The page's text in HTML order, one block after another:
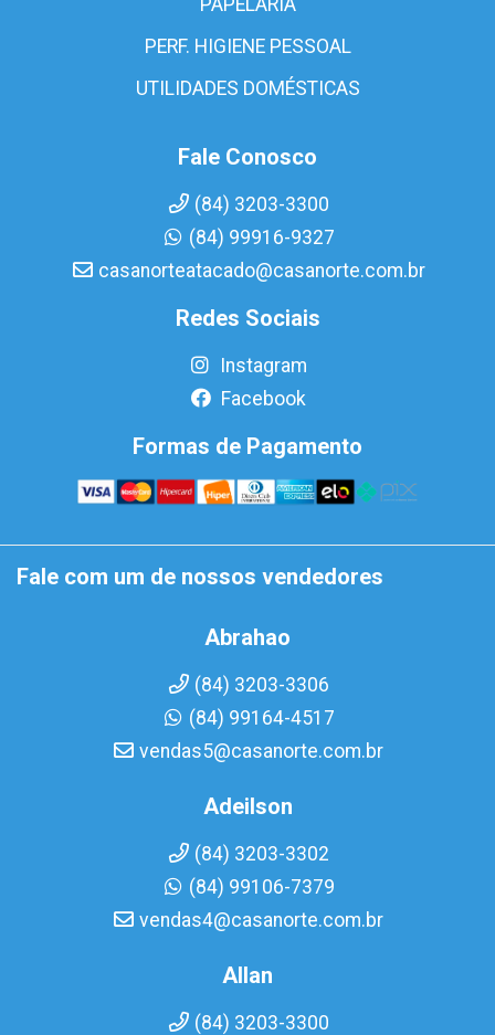
PAPELARIA
PERF. HIGIENE PESSOAL
UTILIDADES DOMÉSTICAS
Fale Conosco
(84) 3203-3300
(84) 99916-9327
casanorteatacado@casanorte.com.br
Redes Sociais
Instagram
Facebook
Formas de Pagamento
Fale com um de nossos vendedores
Abrahao
(84) 3203-3306
(84) 99164-4517
vendas5@casanorte.com.br
Adeilson
(84) 3203-3302
(84) 99106-7379
vendas4@casanorte.com.br
Allan
(84) 3203-3300